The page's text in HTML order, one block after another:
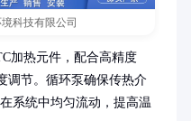
科技有限公司
加热元件，配合高精度
调节。循环泵确保传热介
系统中均匀流动，提高温